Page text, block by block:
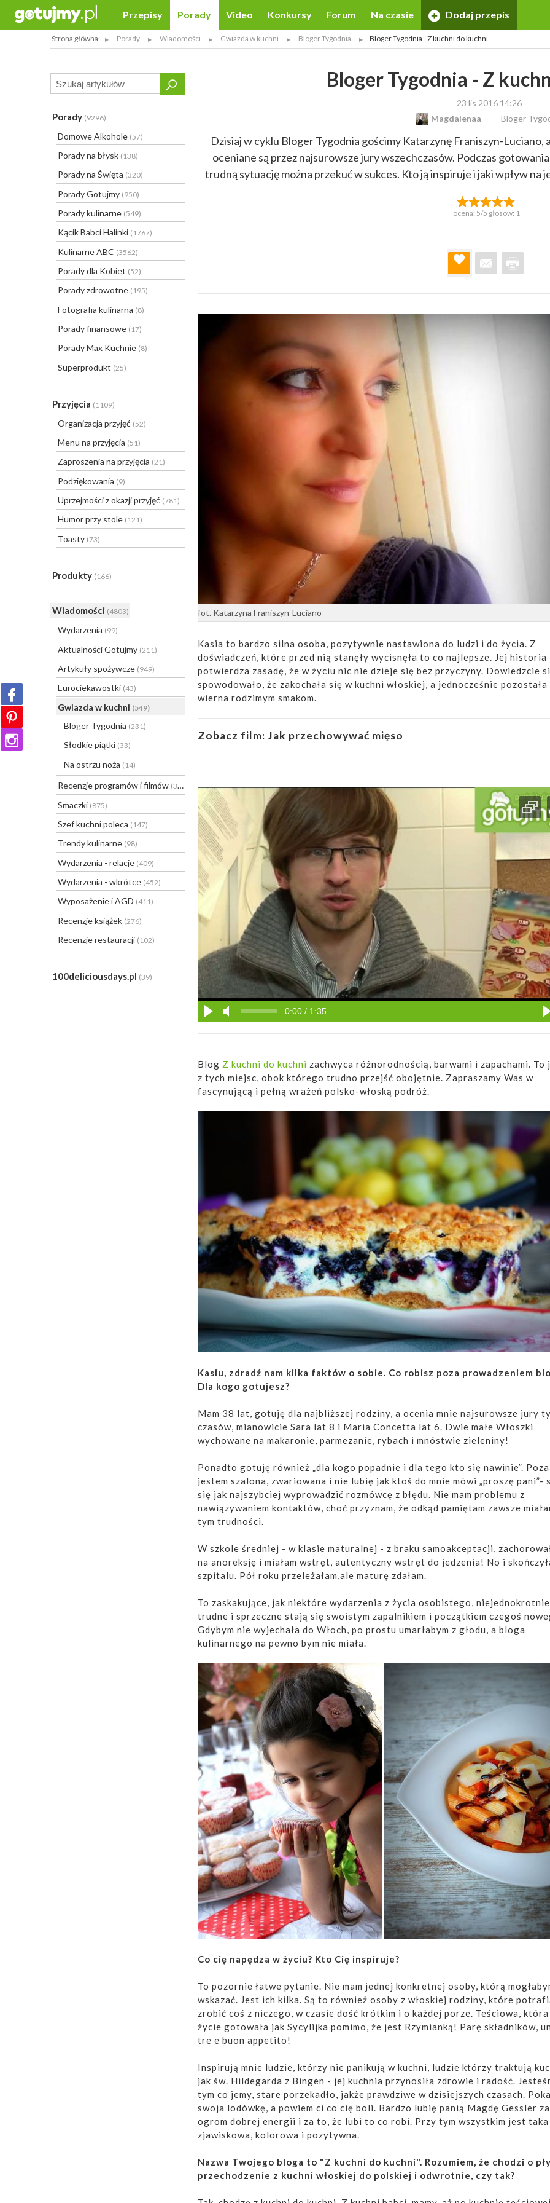
Przepisy Porady Video Konkursy Forum Na czasie Dodaj przepis
Strona główna Porady Wiadomości Gwiazda w kuchni Bloger Tygodnia Bloger Tygodnia - Z kuchni do kuchni
Porady (9296)
Domowe Alkohole (57)
Porady na błysk (138)
Porady na Święta (320)
Porady Gotujmy (950)
Porady kulinarne (549)
Kącik Babci Halinki (1767)
Kulinarne ABC (3562)
Porady dla Kobiet (52)
Porady zdrowotne (195)
Fotografia kulinarna (8)
Porady finansowe (17)
Porady Max Kuchnie (8)
Superprodukt (25)
Przyjęcia (1109)
Organizacja przyjęć (52)
Menu na przyjęcia (51)
Zaproszenia na przyjęcia (21)
Podziękowania (9)
Uprzejmości z okazji przyjęć (781)
Humor przy stole (121)
Toasty (73)
Produkty (166)
Wiadomości (4803)
Wydarzenia (99)
Aktualności Gotujmy (211)
Artykuły spożywcze (949)
Eurociekawostki (43)
Gwiazda w kuchni (549)
Bloger Tygodnia (231)
Słodkie piątki (33)
Na ostrzu noża (14)
Recenzje programów i filmów (31)
Smaczki (875)
Szef kuchni poleca (147)
Trendy kulinarne (98)
Wydarzenia - relacje (409)
Wydarzenia - wkrótce (452)
Wyposażenie i AGD (411)
Recenzje książek (276)
Recenzje restauracji (102)
100deliciousdays.pl (39)
Bloger Tygodnia - Z
23 lis 2016 14:26
Magdalenaa
Bloger
Dzisiaj w cyklu Bloger Tygodnia gościmy Katarzynę Franiszyn-
oceniane są przez najsurowsze jury wszechczasów. Podczas
trudną sytuację można przekuć w sukces. Kto ją inspiruje i jaki wpływ na
ocena: 5/5 głosów: 1
fot. Katarzyna Franiszyn-Luciano
Kasia to bardzo silna osoba, pozytywnie nastawiona do ludzi i do życia. Z
doświadczeń, które przed nią stanęły wycisnęła to co najlepsze. Jej historia
potwierdza zasadę, że w życiu nic nie dzieje się bez przyczyny. Dowiedzcie
spowodowało, że zakochała się w kuchni włoskiej, a jednocześnie pozostała
wierna rodzimym smakom.
Zobacz film: Jak przechowywać mięso
0:00 / 1:35
Blog Z kuchni do kuchni zachwyca różnorodnością, barwami i zapachami. To
z tych miejsc, obok którego trudno przejść obojętnie. Zapraszamy Was w
fascynującą i pełną wrażeń polsko-włoską podróż.
Kasiu, zdradź nam kilka faktów o sobie. Co robisz poza prowadzeniem
Dla kogo gotujesz?
Mam 38 lat, gotuję dla najbliższej rodziny, a ocenia mnie najsurowsze jury
czasów, mianowicie Sara lat 8 i Maria Concetta lat 6. Dwie małe Włoszki
wychowane na makaronie, parmezanie, rybach i mnóstwie zieleniny!
Ponadto gotuję również „dla kogo popadnie i dla tego kto się nawinie”.
jestem szalona, zwariowana i nie lubię jak ktoś do mnie mówi „proszę pani”-
się jak najszybciej wyprowadzić rozmówcę z błędu. Nie mam problemu z
nawiązywaniem kontaktów, choć przyznam, że odkąd pamiętam zawsze
tym trudności.
W szkole średniej - w klasie maturalnej - z braku samoakceptacji,
na anoreksję i miałam wstręt, autentyczny wstręt do jedzenia! No i
szpitalu. Pół roku przeleżałam,ale maturę zdałam.
To zaskakujące, jak niektóre wydarzenia z życia osobistego, niejednokrotnie
trudne i sprzeczne stają się swoistym zapalnikiem i początkiem czegoś
Gdybym nie wyjechała do Włoch, po prostu umarłabym z głodu, a bloga
kulinarnego na pewno bym nie miała.
Co cię napędza w życiu? Kto Cię inspiruje?
To pozornie łatwe pytanie. Nie mam jednej konkretnej osoby, którą
wskazać. Jest ich kilka. Są to również osoby z włoskiej rodziny, które
zrobić coś z niczego, w czasie dość krótkim i o każdej porze. Teściowa, która
życie gotowała jak Sycylijka pomimo, że jest Rzymianką! Parę składników,
tre e buon appetito!
Inspirują mnie ludzie, którzy nie panikują w kuchni, ludzie którzy traktują
jak św. Hildegarda z Bingen - jej kuchnia przynosiła zdrowie i radość.
tym co jemy, stare porzekadło, jakże prawdziwe w dzisiejszych czasach.
swoja lodówkę, a powiem ci co cię boli. Bardzo lubię panią Magdę Gessler za
ogrom dobrej energii i za to, że lubi to co robi. Przy tym wszystkim jest taka
zjawiskowa, kolorowa i pozytywna.
Nazwa Twojego bloga to "Z kuchni do kuchni". Rozumiem, że chodzi o
przechodzenie z kuchni włoskiej do polskiej i odwrotnie, czy tak?